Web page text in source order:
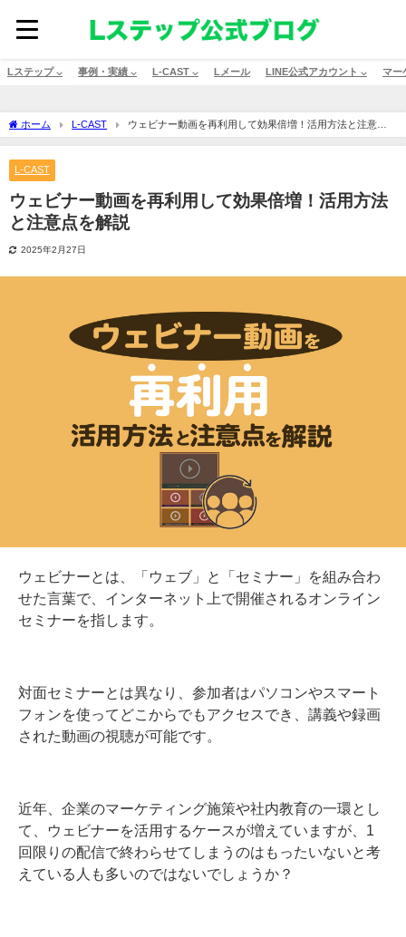
Lステップ ⌵ 事例・実績 ⌵ L-CAST ⌵ Lメール LINE公式アカウント ⌵ マー
ホーム L-CAST
ウェビナー動画を再利用して効果倍増！活用方法と注意点
を解説
L-CAST
ウェビナー動画を再利用して効果倍増！活用方法
と注意点を解説
2025年2月27日
ウェビナーとは、「ウェブ」と「セミナー」を組み合わ
せた言葉で、インターネット上で開催されるオンライン
セミナーを指します。
対面セミナーとは異なり、参加者はパソコンやスマート
フォンを使ってどこからでもアクセスでき、講義や録画
された動画の視聴が可能です。
近年、企業のマーケティング施策や社内教育の一環とし
て、ウェビナーを活用するケースが増えていますが、1
回限りの配信で終わらせてしまうのはもったいないと考
えている人も多いのではないでしょうか？